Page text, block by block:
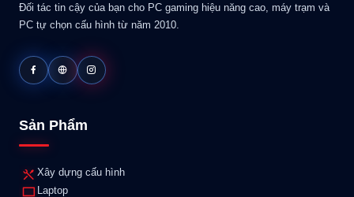
Đối tác tin cậy của bạn cho PC gaming hiệu năng cao, máy trạm và
PC tự chọn cấu hình từ năm 2010.
Sản Phẩm
Xây dựng cấu hình
Laptop